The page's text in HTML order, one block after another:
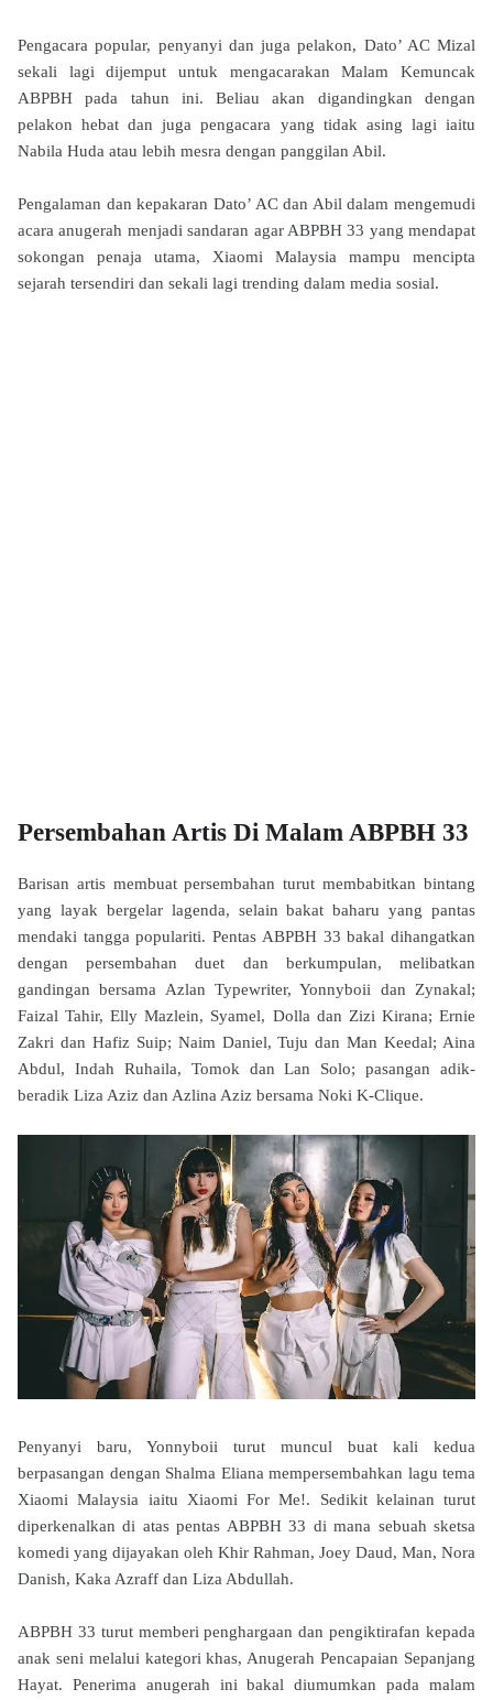
Pengacara popular, penyanyi dan juga pelakon, Dato’ AC Mizal
sekali lagi dijemput untuk mengacarakan Malam Kemuncak
ABPBH pada tahun ini. Beliau akan digandingkan dengan
pelakon hebat dan juga pengacara yang tidak asing lagi iaitu
Nabila Huda atau lebih mesra dengan panggilan Abil.
Pengalaman dan kepakaran Dato’ AC dan Abil dalam mengemudi
acara anugerah menjadi sandaran agar ABPBH 33 yang mendapat
sokongan penaja utama, Xiaomi Malaysia mampu mencipta
sejarah tersendiri dan sekali lagi trending dalam media sosial.
Persembahan Artis Di Malam ABPBH 33
Barisan artis membuat persembahan turut membabitkan bintang
yang layak bergelar lagenda, selain bakat baharu yang pantas
mendaki tangga populariti. Pentas ABPBH 33 bakal dihangatkan
dengan persembahan duet dan berkumpulan, melibatkan
gandingan bersama Azlan Typewriter, Yonnyboii dan Zynakal;
Faizal Tahir, Elly Mazlein, Syamel, Dolla dan Zizi Kirana; Ernie
Zakri dan Hafiz Suip; Naim Daniel, Tuju dan Man Keedal; Aina
Abdul, Indah Ruhaila, Tomok dan Lan Solo; pasangan adik-
beradik Liza Aziz dan Azlina Aziz bersama Noki K-Clique.
Penyanyi baru, Yonnyboii turut muncul buat kali kedua
berpasangan dengan Shalma Eliana mempersembahkan lagu tema
Xiaomi Malaysia iaitu Xiaomi For Me!. Sedikit kelainan turut
diperkenalkan di atas pentas ABPBH 33 di mana sebuah sketsa
komedi yang dijayakan oleh Khir Rahman, Joey Daud, Man, Nora
Danish, Kaka Azraff dan Liza Abdullah.
ABPBH 33 turut memberi penghargaan dan pengiktirafan kepada
anak seni melalui kategori khas, Anugerah Pencapaian Sepanjang
Hayat. Penerima anugerah ini bakal diumumkan pada malam